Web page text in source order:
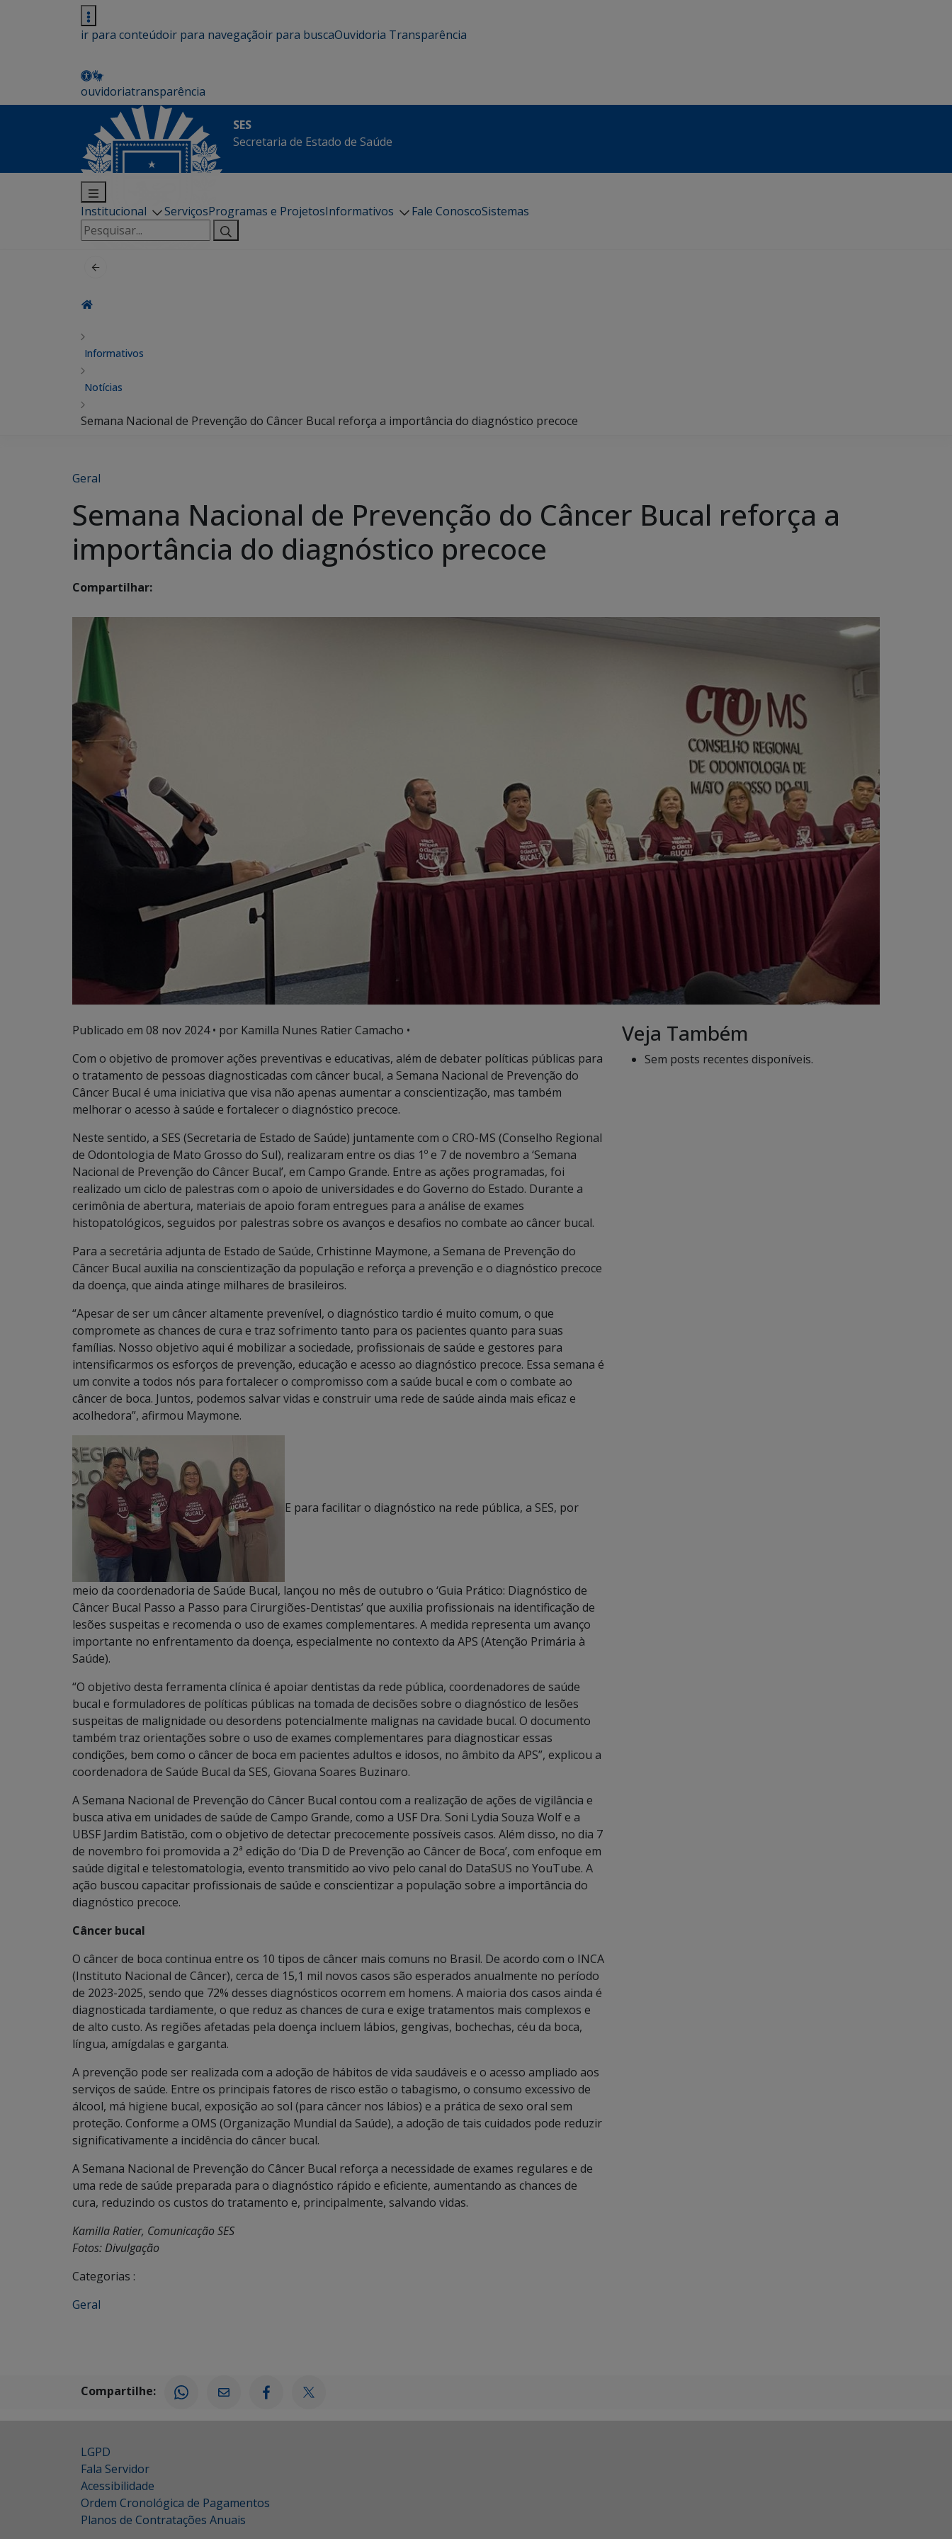
ir para conteúdoir para navegaçãoir para buscaOuvidoria Transparência
ouvidoriatransparência
SES
Secretaria de Estado de Saúde
Institucional ServiçosProgramas e ProjetosInformativos Fale ConoscoSistemas
Pesquisar
por:
Informativos
Notícias
Semana Nacional de Prevenção do Câncer Bucal reforça a importância do diagnóstico precoce
Geral
Semana Nacional de Prevenção do Câncer Bucal reforça a
importância do diagnóstico precoce
Compartilhar:
Publicado em 08 nov 2024• por Kamilla Nunes Ratier Camacho •
Com o objetivo de promover ações preventivas e educativas, além de debater políticas públicas para
o tratamento de pessoas diagnosticadas com câncer bucal, a Semana Nacional de Prevenção do
Câncer Bucal é uma iniciativa que visa não apenas aumentar a conscientização, mas também
melhorar o acesso à saúde e fortalecer o diagnóstico precoce.
Neste sentido, a SES (Secretaria de Estado de Saúde) juntamente com o CRO-MS (Conselho Regional
de Odontologia de Mato Grosso do Sul), realizaram entre os dias 1º e 7 de novembro a ‘Semana
Nacional de Prevenção do Câncer Bucal’, em Campo Grande. Entre as ações programadas, foi
realizado um ciclo de palestras com o apoio de universidades e do Governo do Estado. Durante a
cerimônia de abertura, materiais de apoio foram entregues para a análise de exames
histopatológicos, seguidos por palestras sobre os avanços e desafios no combate ao câncer bucal.
Para a secretária adjunta de Estado de Saúde, Crhistinne Maymone, a Semana de Prevenção do
Câncer Bucal auxilia na conscientização da população e reforça a prevenção e o diagnóstico precoce
da doença, que ainda atinge milhares de brasileiros.
“Apesar de ser um câncer altamente prevenível, o diagnóstico tardio é muito comum, o que
compromete as chances de cura e traz sofrimento tanto para os pacientes quanto para suas
famílias. Nosso objetivo aqui é mobilizar a sociedade, profissionais de saúde e gestores para
intensificarmos os esforços de prevenção, educação e acesso ao diagnóstico precoce. Essa semana é
um convite a todos nós para fortalecer o compromisso com a saúde bucal e com o combate ao
câncer de boca. Juntos, podemos salvar vidas e construir uma rede de saúde ainda mais eficaz e
acolhedora”, afirmou Maymone.
E para facilitar o diagnóstico na rede pública, a SES, por
meio da coordenadoria de Saúde Bucal, lançou no mês de outubro o ‘Guia Prático: Diagnóstico de
Câncer Bucal Passo a Passo para Cirurgiões-Dentistas’ que auxilia profissionais na identificação de
lesões suspeitas e recomenda o uso de exames complementares. A medida representa um avanço
importante no enfrentamento da doença, especialmente no contexto da APS (Atenção Primária à
Saúde).
“O objetivo desta ferramenta clínica é apoiar dentistas da rede pública, coordenadores de saúde
bucal e formuladores de políticas públicas na tomada de decisões sobre o diagnóstico de lesões
suspeitas de malignidade ou desordens potencialmente malignas na cavidade bucal. O documento
também traz orientações sobre o uso de exames complementares para diagnosticar essas
condições, bem como o câncer de boca em pacientes adultos e idosos, no âmbito da APS”, explicou a
coordenadora de Saúde Bucal da SES, Giovana Soares Buzinaro.
A Semana Nacional de Prevenção do Câncer Bucal contou com a realização de ações de vigilância e
busca ativa em unidades de saúde de Campo Grande, como a USF Dra. Soni Lydia Souza Wolf e a
UBSF Jardim Batistão, com o objetivo de detectar precocemente possíveis casos. Além disso, no dia 7
de novembro foi promovida a 2ª edição do ‘Dia D de Prevenção ao Câncer de Boca’, com enfoque em
saúde digital e telestomatologia, evento transmitido ao vivo pelo canal do DataSUS no YouTube. A
ação buscou capacitar profissionais de saúde e conscientizar a população sobre a importância do
diagnóstico precoce.
Câncer bucal
O câncer de boca continua entre os 10 tipos de câncer mais comuns no Brasil. De acordo com o INCA
(Instituto Nacional de Câncer), cerca de 15,1 mil novos casos são esperados anualmente no período
de 2023-2025, sendo que 72% desses diagnósticos ocorrem em homens. A maioria dos casos ainda é
diagnosticada tardiamente, o que reduz as chances de cura e exige tratamentos mais complexos e
de alto custo. As regiões afetadas pela doença incluem lábios, gengivas, bochechas, céu da boca,
língua, amígdalas e garganta.
A prevenção pode ser realizada com a adoção de hábitos de vida saudáveis e o acesso ampliado aos
serviços de saúde. Entre os principais fatores de risco estão o tabagismo, o consumo excessivo de
álcool, má higiene bucal, exposição ao sol (para câncer nos lábios) e a prática de sexo oral sem
proteção. Conforme a OMS (Organização Mundial da Saúde), a adoção de tais cuidados pode reduzir
significativamente a incidência do câncer bucal.
A Semana Nacional de Prevenção do Câncer Bucal reforça a necessidade de exames regulares e de
uma rede de saúde preparada para o diagnóstico rápido e eficiente, aumentando as chances de
cura, reduzindo os custos do tratamento e, principalmente, salvando vidas.
Kamilla Ratier, Comunicação SES
Fotos: Divulgação
Categorias :
Geral
Veja Também
Sem posts recentes disponíveis.
Compartilhe:
LGPD
Fala Servidor
Acessibilidade
Ordem Cronológica de Pagamentos
Planos de Contratações Anuais